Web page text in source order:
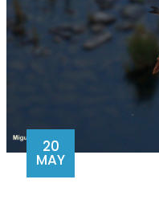
20
MAY